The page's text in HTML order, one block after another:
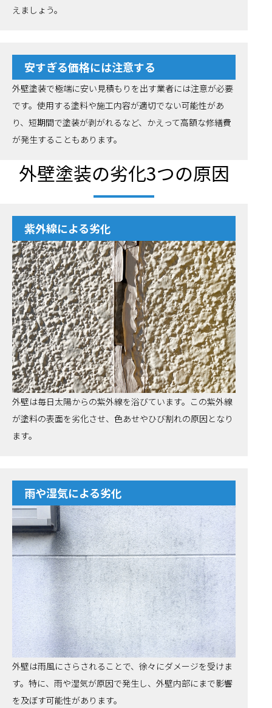
えましょう。
安すぎる価格には注意する
外壁塗装で極端に安い見積もりを出す業者には注意が必要
です。使用する塗料や施工内容が適切でない可能性があ
り、短期間で塗装が剥がれるなど、かえって高額な修繕費
が発生することもあります。
外壁塗装の劣化3つの原因
紫外線による劣化
外壁は毎日太陽からの紫外線を浴びています。この紫外線
が塗料の表面を劣化させ、色あせやひび割れの原因となり
ます。
雨や湿気による劣化
外壁は雨風にさらされることで、徐々にダメージを受けま
す。特に、雨や湿気が原因で発生し、外壁内部にまで影響
を及ぼす可能性があります。